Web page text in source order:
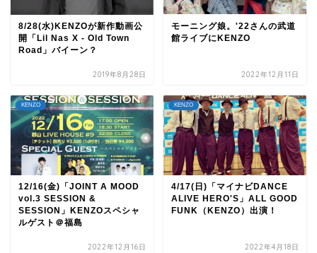
8/28(水)KENZOが新作動画公
開「Lil Nas X - Old Town
Road」バイーン？
2019年8月28日
モーニング娘。'22さんの武道
館ライブにKENZO
2022年12月11日
KENZO
12/16(金)「JOINT A MOOD
vol.3 SESSION &
SESSION」KENZOスペシャ
ルゲスト＠福島
2022年12月16日
KENZO
4/17(日)「マイナビDANCE
ALIVE HERO'S」ALL GOOD
FUNK（KENZO）出演！
2022年4月18日